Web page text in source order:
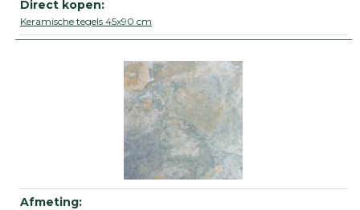
Keramische tegels 45x90 cm